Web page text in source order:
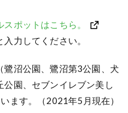
ポットはこちら。
力してください。
鷺沼公園、鷺沼第3公園、犬
園、セブンイレブン美し
ます。（2021年5月現在）